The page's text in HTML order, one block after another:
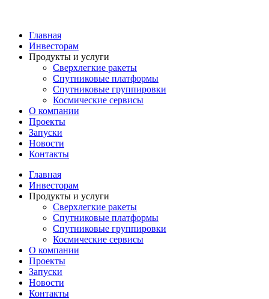
содержимому
Главная
Инвесторам
Продукты и услуги
Сверхлегкие ракеты
Спутниковые платформы
Спутниковые группировки
Космические сервисы
О компании
Проекты
Запуски
Новости
Контакты
Главная
Инвесторам
Продукты и услуги
Сверхлегкие ракеты
Спутниковые платформы
Спутниковые группировки
Космические сервисы
О компании
Проекты
Запуски
Новости
Контакты